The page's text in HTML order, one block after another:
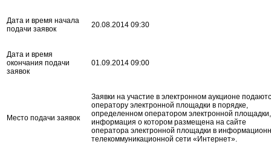
Дата и время начала
подачи заявок
20.08.2014 09:30
Дата и время
окончания подачи
заявок
01.09.2014 09:00
Место подачи заявок
Заявки на участие в электронном аукционе
оператору электронной площадки в порядке,
определенном оператором электронной площадки,
информация о котором размещена на сайте
оператора электронной площадки в
телекоммуникационной сети «Интернет».